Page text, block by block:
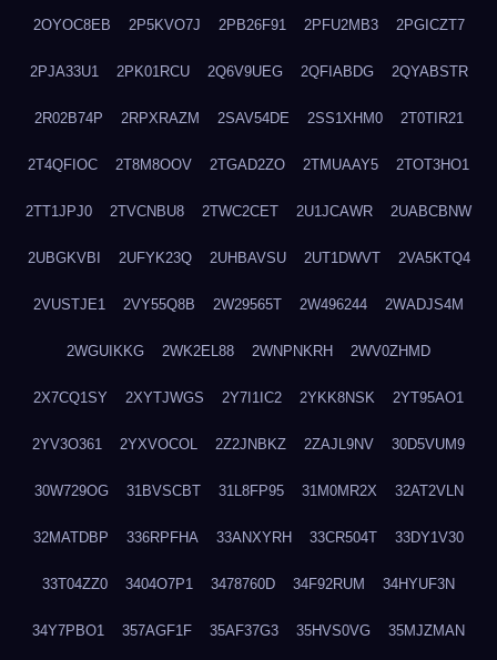
2OYOC8EB 2P5KVO7J 2PB26F91 2PFU2MB3 2PGICZT7
2PJA33U1 2PK01RCU 2Q6V9UEG 2QFIABDG 2QYABSTR
2R02B74P 2RPXRAZM 2SAV54DE 2SS1XHM0 2T0TIR21
2T4QFIOC 2T8M8OOV 2TGAD2ZO 2TMUAAY5 2TOT3HO1
2TT1JPJ0 2TVCNBU8 2TWC2CET 2U1JCAWR 2UABCBNW
2UBGKVBI 2UFYK23Q 2UHBAVSU 2UT1DWVT 2VA5KTQ4
2VUSTJE1 2VY55Q8B 2W29565T 2W496244 2WADJS4M
2WGUIKKG 2WK2EL88 2WNPNKRH 2WV0ZHMD
2X7CQ1SY 2XYTJWGS 2Y7I1IC2 2YKK8NSK 2YT95AO1
2YV3O361 2YXVOCOL 2Z2JNBKZ 2ZAJL9NV 30D5VUM9
30W729OG 31BVSCBT 31L8FP95 31M0MR2X 32AT2VLN
32MATDBP 336RPFHA 33ANXYRH 33CR504T 33DY1V30
33T04ZZ0 3404O7P1 3478760D 34F92RUM 34HYUF3N
34Y7PBO1 357AGF1F 35AF37G3 35HVS0VG 35MJZMAN